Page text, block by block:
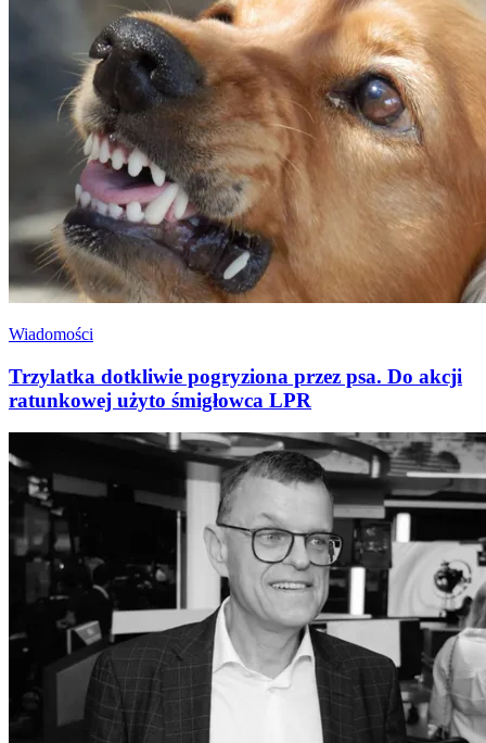
Wiadomości
Trzylatka dotkliwie pogryziona przez psa. Do akcji
ratunkowej użyto śmigłowca LPR